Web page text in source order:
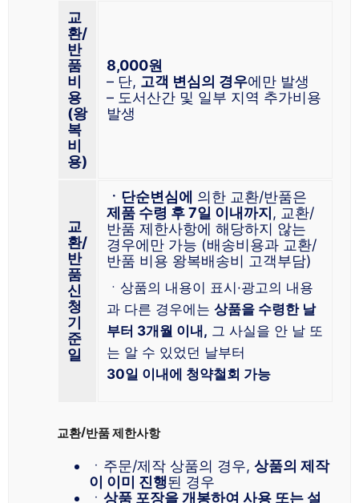
교
환/
반
품
비
용
(왕
복
비
용)
8,000원
– 단, 고객 변심의 경우에만 발생
– 도서산간 및 일부 지역 추가비용
발생
교
환/
반
품
신
청
기
준
일
ㆍ단순변심에 의한 교환/반품은
제품 수령 후 7일 이내까지, 교환/
반품 제한사항에 해당하지 않는
경우에만 가능 (배송비용과 교환/
반품 비용 왕복배송비 고객부담)
ㆍ상품의 내용이 표시·광고의 내용
과 다른 경우에는 상품을 수령한 날
부터 3개월 이내, 그 사실을 안 날 또
는 알 수 있었던 날부터
30일 이내에 청약철회 가능
교환/반품 제한사항
ㆍ주문/제작 상품의 경우, 상품의 제작
이 이미 진행된 경우
ㆍ 상품 포장을 개봉하여 사용 또는 설